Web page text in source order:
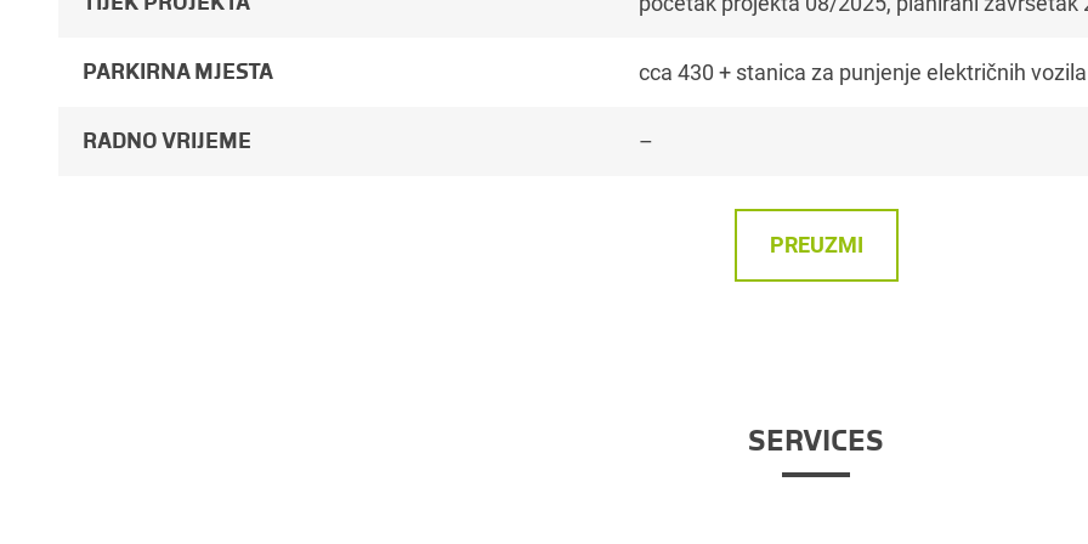
PARKIRNA MJESTA cca 430 + stanica za punjenje električnih vozila
RADNO VRIJEME –
PREUZMI
SERVICES